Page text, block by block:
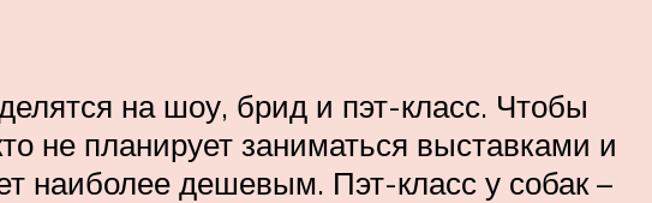
на шоу, брид и пэт-класс. Чтобы
не планирует заниматься выставками и
наиболее дешевым. Пэт-класс у собак –